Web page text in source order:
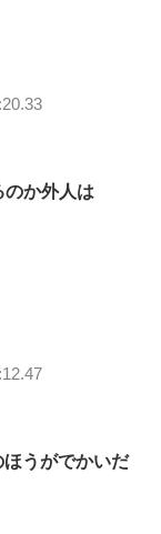
か外人は
うがでかいだ